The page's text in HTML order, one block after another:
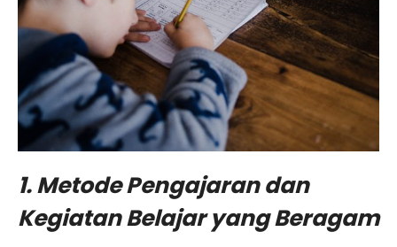
1. Metode Pengajaran dan
Kegiatan Belajar yang Beragam